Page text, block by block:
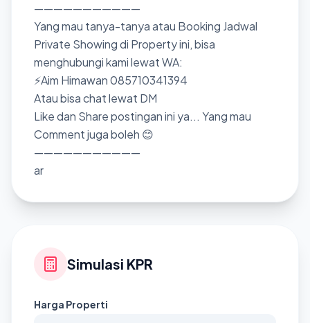
———————————
Yang mau tanya-tanya atau Booking Jadwal
Private Showing di Property ini, bisa
menghubungi kami lewat WA:
⚡Aim Himawan 085710341394
Atau bisa chat lewat DM
Like dan Share postingan ini ya... Yang mau
Comment juga boleh 😊
———————————
ar
Simulasi KPR
Harga Properti